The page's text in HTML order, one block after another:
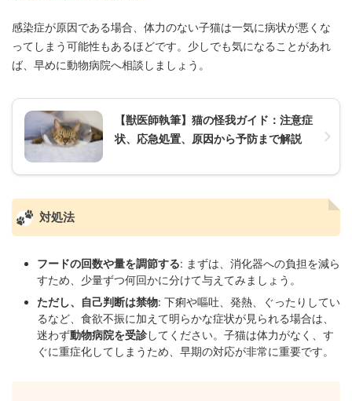
感染症が原因である場合、体力のない子猫は一気に病状が悪くな
ってしまう可能性もあるほどです。少しでも気になることがあれ
ば、早めに動物病院へ相談しましょう。
【獣医師執筆】猫の怪我ガイド：注意症
状、応急処置、原因から予防まで解説
対処法
フードの回数や量を調節する: まずは、消化器への負担を減ら
すため、少量ずつ何回かに分けて与えてみましょう。
ただし、自己判断は禁物: 下痢や嘔吐、発熱、ぐったりしてい
るなど、食欲不振に加えて明らかな症状が見られる場合は、
迷わず動物病院を受診してください。子猫は体力がなく、す
ぐに重症化してしまうため、早期の対応が非常に重要です。